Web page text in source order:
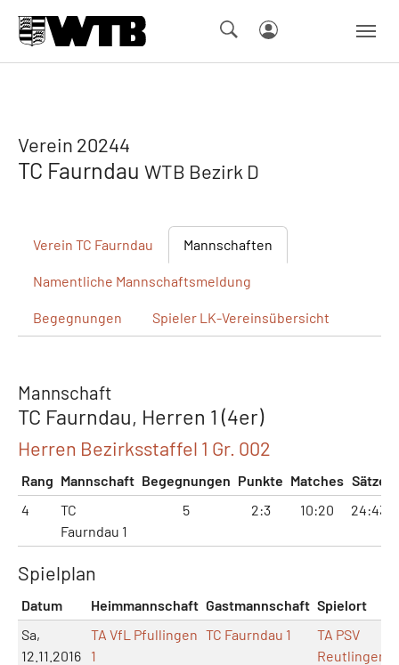
Verein 20244
TC Faurndau WTB Bezirk D
Verein TC Faurndau Mannschaften
Namentliche Mannschaftsmeldung
Begegnungen Spieler LK-Vereinsübersicht
Mannschaft
TC Faurndau, Herren 1 (4er)
Herren Bezirksstaffel 1 Gr. 002
Rang Mannschaft Begegnungen Punkte Matches Sätze
4
TC
Faurndau 1
5 2:3 10:20 24:43
Spielplan
Datum Heimmannschaft Gastmannschaft Spielort
Sa,
12.11.2016
TA VfL Pfullingen
1
TC Faurndau 1
TA PSV
Reutlingen